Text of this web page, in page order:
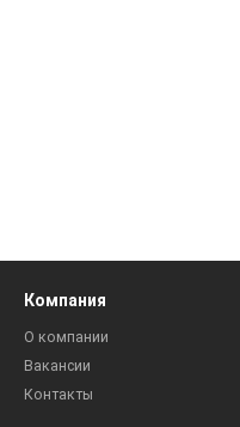
Компания
О компании
Вакансии
Контакты